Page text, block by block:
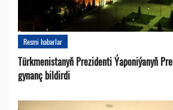
Resmi habarlar
Türkmenistanyň Prezidenti Ýaponiýanyň
gynanç bildirdi